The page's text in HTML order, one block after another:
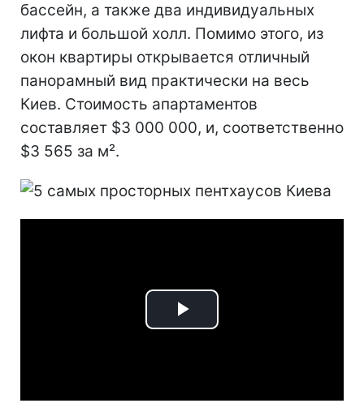
бассейн, а также два индивидуальных
лифта и большой холл. Помимо этого, из
окон квартиры открывается отличный
панорамный вид практически на весь
Киев. Стоимость апартаментов
составляет $3 000 000, и, соответственно
$3 565 за м².
Play